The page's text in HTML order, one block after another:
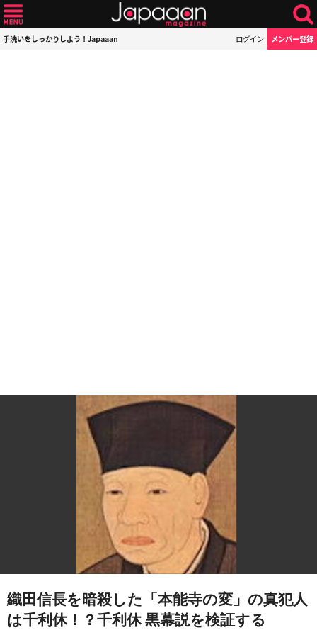
手洗いをしっかりしよう！Japaaan ログイン メンバー登録
織田信長を暗殺した「本能寺の変」の真犯人
は千利休！？千利休 黒幕説を検証する